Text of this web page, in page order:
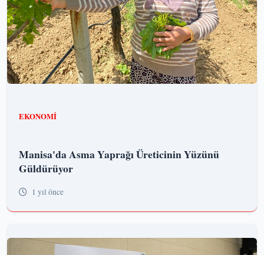
EKONOMI
Manisa'da Asma Yaprağı Üreticinin Yüzünü
Güldürüyor
1 yıl önce